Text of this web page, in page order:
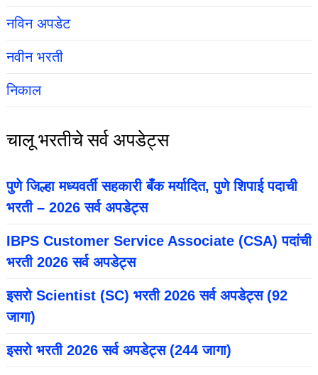
नविन अपडेट
नवीन भरती
निकाल
चालू भरतीचे सर्व अपडेट्स
पुणे जिल्हा मध्यवर्ती सहकारी बँक मर्यादित, पुणे शिपाई पदाची
भरती – 2026 सर्व अपडेट्स
IBPS Customer Service Associate (CSA) पदांची
भरती 2026 सर्व अपडेट्स
इसरो Scientist (SC) भरती 2026 सर्व अपडेट्स (92
जागा)
इसरो भरती 2026 सर्व अपडेट्स (244 जागा)